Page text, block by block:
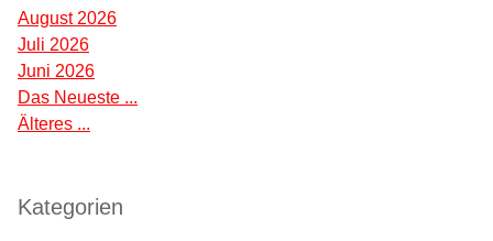
August 2026
Juli 2026
Juni 2026
Das Neueste ...
Älteres ...
Kategorien